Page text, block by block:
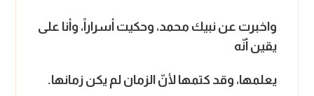
واخبرت عن نبيك محمد، وحكيت أسراراً، وأنا على
يقين أنّه
يعلمها، وقد كتمها لأنّ الزمان لم يكن زمانها.